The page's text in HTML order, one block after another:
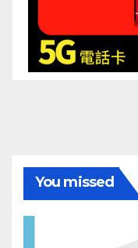
You missed